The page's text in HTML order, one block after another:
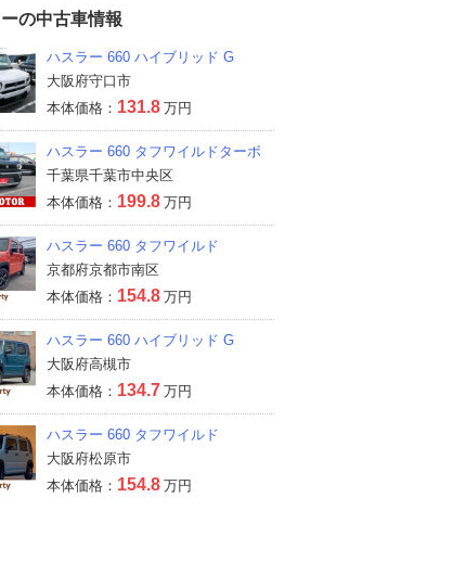
の中古車情報
ハスラー 660 ハイブリッド G
大阪府守口市
本体価格： 131.8 万円
ハスラー 660 タフワイルドターボ
千葉県千葉市中央区
本体価格： 199.8 万円
ハスラー 660 タフワイルド
京都府京都市南区
本体価格： 154.8 万円
ハスラー 660 ハイブリッド G
大阪府高槻市
本体価格： 134.7 万円
ハスラー 660 タフワイルド
大阪府松原市
本体価格： 154.8 万円